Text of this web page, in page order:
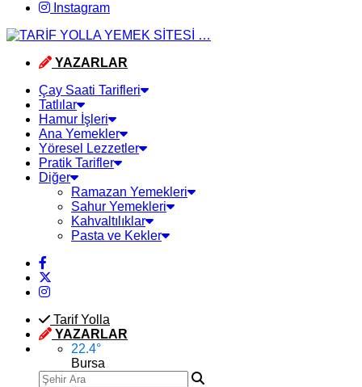
Instagram
YAZARLAR
Çay Saati Tarifleri
Tatlılar
Hamur İşleri
Ana Yemekler
Yöresel Lezzetler
Pratik Tarifler
Diğer
Ramazan Yemekleri
Sahur Yemekleri
Kahvaltılıklar
Pasta ve Kekler
Tarif Yolla
YAZARLAR
22.4°
Bursa